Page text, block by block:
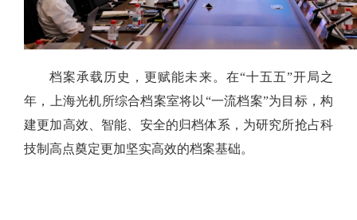
档案承载历史，更赋能未来。在“十五五”开局之
年，上海光机所综合档案室将以“一流档案”为目标，构
建更加高效、智能、安全的归档体系，为研究所抢占科
技制高点奠定更加坚实高效的档案基础。